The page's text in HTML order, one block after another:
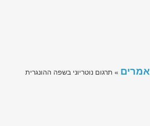
» תרגום נוטריוני בשפה ההונגרית